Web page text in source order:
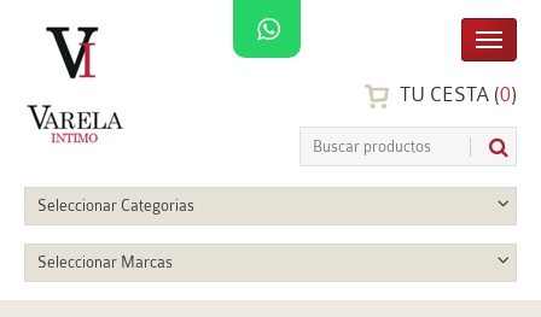
TU CESTA (0)
Seleccionar Categorias
Seleccionar Marcas